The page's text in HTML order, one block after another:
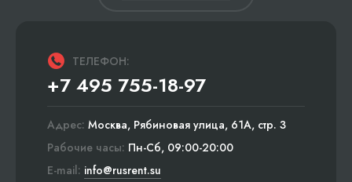
ТЕЛЕФОН:
+7 495 755-18-97
Адрес: Москва, Рябиновая улица, 61А, стр. 3
Рабочие часы: Пн-Сб, 09:00-20:00
E-mail: info@rusrent.su